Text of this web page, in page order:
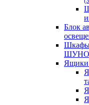
Блок
Шкафы
ШУНО
Ящики